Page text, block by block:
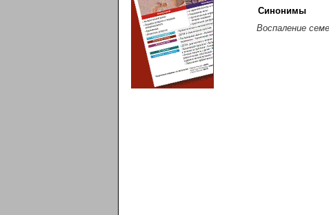
Синонимы
Воспаление